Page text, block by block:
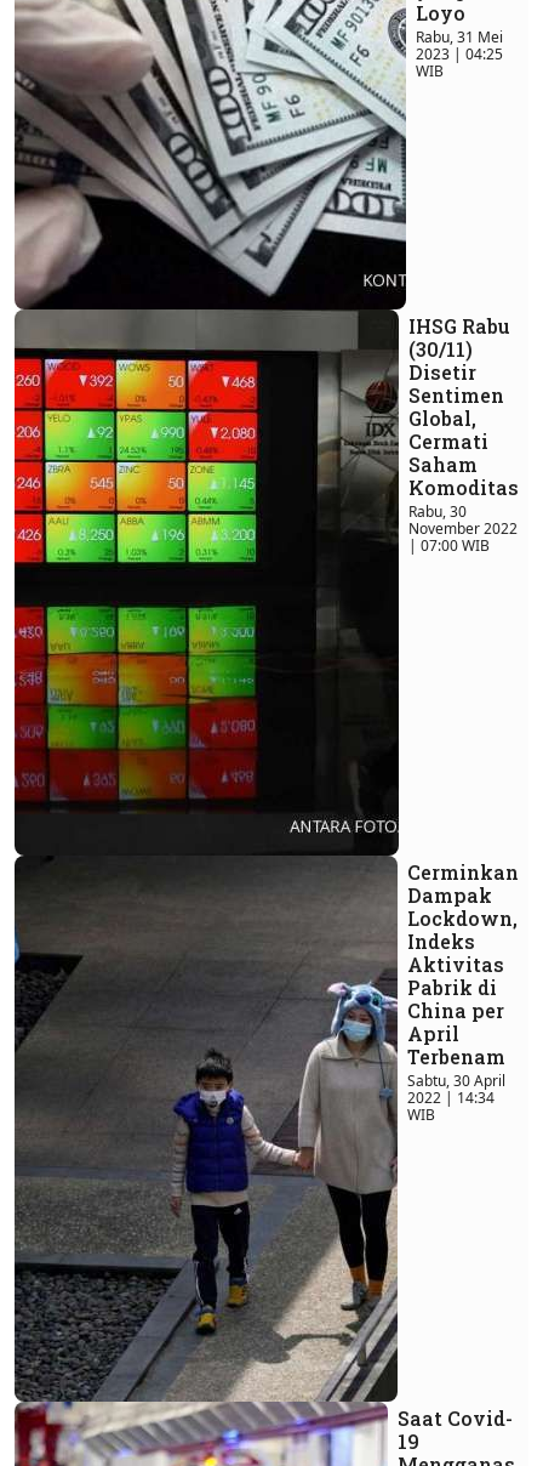
Loyo
Rabu, 31 Mei
2023 | 04:25
WIB
IHSG Rabu
(30/11)
Disetir
Sentimen
Global,
Cermati
Saham
Komoditas
Rabu, 30
November 2022
| 07:00 WIB
Cerminkan
Dampak
Lockdown,
Indeks
Aktivitas
Pabrik di
China per
April
Terbenam
Sabtu, 30 April
2022 | 14:34
WIB
Saat Covid-
19